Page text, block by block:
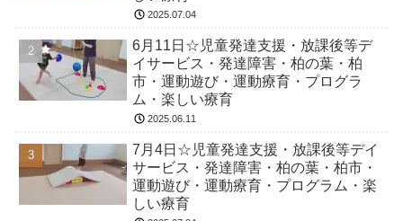
2025.07.04
6月11日☆児童発達支援・放課後等デ
イサービス・発達障害・柏の葉・柏
市・運動遊び・運動療育・プログラ
ム・楽しい療育
2025.06.11
7月4日☆児童発達支援・放課後等デイ
サービス・発達障害・柏の葉・柏市・
運動遊び・運動療育・プログラム・楽
しい療育